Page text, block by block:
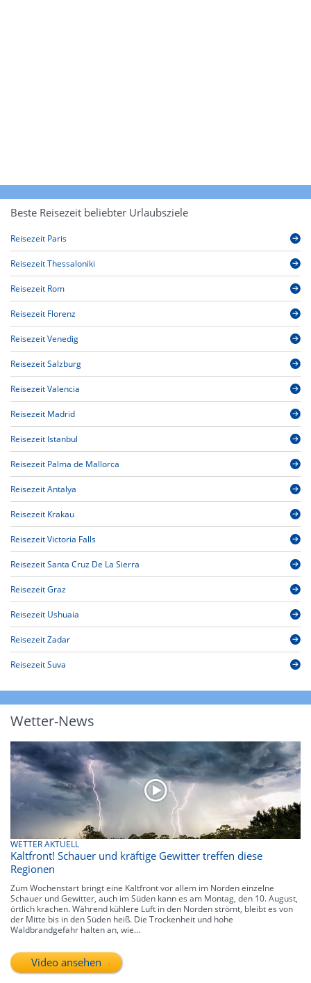
Beste Reisezeit beliebter Urlaubsziele
Reisezeit Paris
Reisezeit Thessaloniki
Reisezeit Rom
Reisezeit Florenz
Reisezeit Venedig
Reisezeit Salzburg
Reisezeit Valencia
Reisezeit Madrid
Reisezeit Istanbul
Reisezeit Palma de Mallorca
Reisezeit Antalya
Reisezeit Krakau
Reisezeit Victoria Falls
Reisezeit Santa Cruz De La Sierra
Reisezeit Graz
Reisezeit Ushuaia
Reisezeit Zadar
Reisezeit Suva
Wetter-News
WETTER AKTUELL
Kaltfront! Schauer und kräftige Gewitter treffen diese
Regionen
Zum Wochenstart bringt eine Kaltfront vor allem im Norden einzelne
Schauer und Gewitter, auch im Süden kann es am Montag, den 10. August,
örtlich krachen. Während kühlere Luft in den Norden strömt, bleibt es von
der Mitte bis in den Süden heiß. Die Trockenheit und hohe
Waldbrandgefahr halten an, wie...
Video ansehen